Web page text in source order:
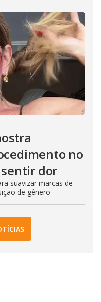
no
dor
suavizar marcas de
de gênero